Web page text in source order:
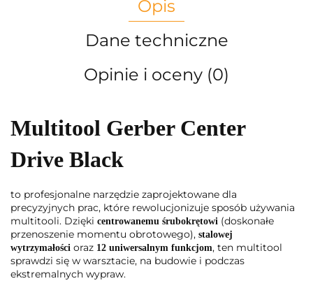
Opis
Dane techniczne
Opinie i oceny (0)
Multitool Gerber Center
Drive Black
to profesjonalne narzędzie zaprojektowane dla
precyzyjnych prac, które rewolucjonizuje sposób używania
multitooli. Dzięki centrowanemu śrubokrętowi (doskonałe
przenoszenie momentu obrotowego), stalowej
wytrzymałości oraz 12 uniwersalnym funkcjom, ten multitool
sprawdzi się w warsztacie, na budowie i podczas
ekstremalnych wypraw.